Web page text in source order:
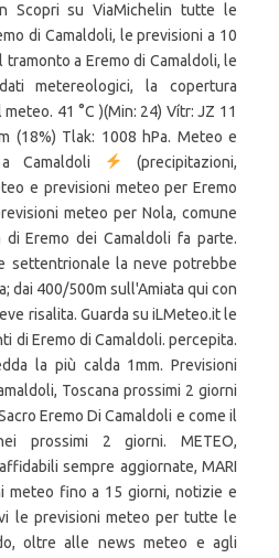
Scopri su ViaMichelin tutte le
di Camaldoli, le previsioni a 10
tramonto a Eremo di Camaldoli, le
metereologici, la copertura
41 °C )(Min: 24) Vítr: JZ 11
(18%) Tlak: 1008 hPa. Meteo e
Camaldoli
(precipitazioni,
e previsioni meteo per Eremo
meteo per Nola, comune
Eremo dei Camaldoli fa parte.
settentrionale la neve potrebbe
dai 400/500m sull'Amiata qui con
risalita. Guarda su iLMeteo.it le
di Eremo di Camaldoli. percepita.
la più calda 1mm. Previsioni
Toscana prossimi 2 giorni
Eremo Di Camaldoli e come il
prossimi 2 giorni. METEO,
affidabili sempre aggiornate, MARI
meteo fino a 15 giorni, notizie e
le previsioni meteo per tutte le
oltre alle news meteo e agli